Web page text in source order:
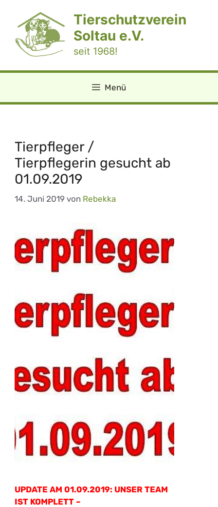
springen
Tierschutzverein
Soltau e.V.
seit 1968!
Menü
Tierpfleger /
Tierpflegerin gesucht ab
01.09.2019
14. Juni 2019 von Rebekka
UPDATE AM 01.09.2019: UNSER TEAM
IST KOMPLETT –